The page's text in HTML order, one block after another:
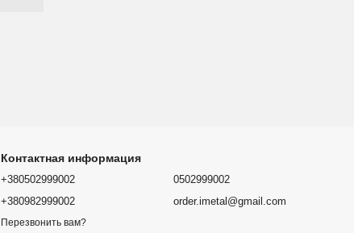
Контактная информация
+380502999002
+380982999002
Перезвонить вам?
0502999002
order.imetal@gmail.com